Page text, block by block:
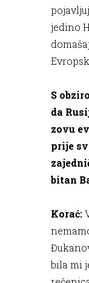
jedino
S
da
zovu
prije
bitan
Korać:
bila mi